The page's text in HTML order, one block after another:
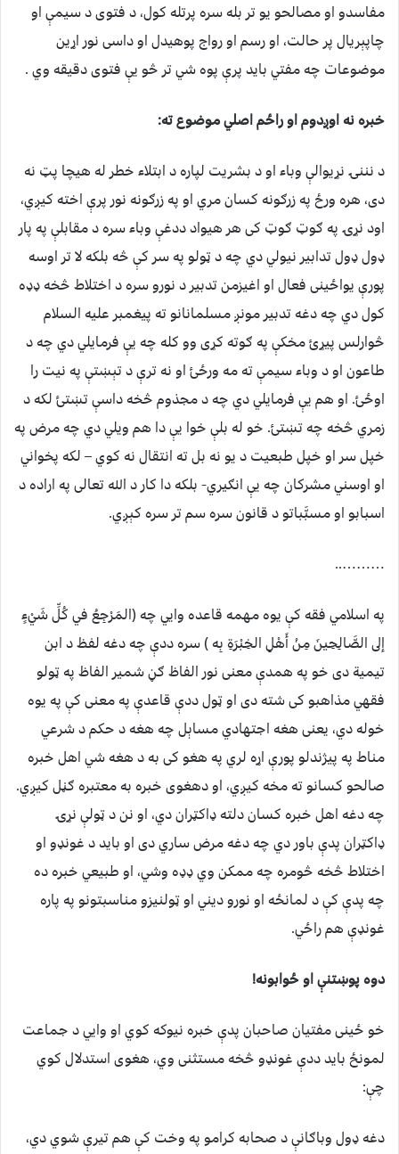
مفاسدو او مصالحو یو تر بله سره پرتله کول، د فتوی د سيمې او
چاپېريال پر حالت، او رسم او رواج پوهیدل او داسی نور اړین
موضوعات چه مفتي باید پرې پوه شي تر څو يې فتوی دقیقه وي .
خبره نه اوږدوم او راځم اصلي موضوع ته:
د نننۍ نړیوالې وباء او د بشریت لپاره د ابتلاء خطر له هیچا پټ نه
دی، هره ورځ په زرګونه کسان مري او په زرګونه نور پرې اخته کیږي،
اود نړۍ په ګوټ ګوټ کی هر هیواد ددغې وباء سره د مقابلې په پار
ډول ډول تدابیر نیولي دي چه د ټولو په سر کې څه بلکه لا تر اوسه
پورې یواځینی فعال او اغیزمن تدبیر د نورو سره د اختلاط څخه ډډه
کول دي چه دغه تدبیر مونږ مسلمانانو ته پیغمبر علیه السلام
څوارلس پیړئ مخکې په ګوته کړی وو کله چه يې فرمايلي دي چه د
طاعون او د وباء سيمې ته مه ورځئ او نه ترې د تېښتې په نیت را
اوځئ. او هم يې فرمايلي دي چه د مجذوم څخه داسې تښتئ لکه د
زمري څخه چه تښتئ. خو له بلې خوا يې دا هم ويلي دي چه مرض په
خپل سر او خپل طبعیت د یو نه بل ته انتقال نه کوي – لکه پخواني
او اوسني مشرکان چه يې انګیري- بلکه دا کار د الله تعالی په اراده د
اسبابو او مسبَّباتو د قانون سره سم تر سره کېږي.
………..
په اسلامي فقه کې یوه مهمه قاعده وايي چه (المَرْجِعُ في كُلِّ شَيْءٍ
إلى الصَّالِحِينَ مِنْ أَهْلِ الخِبْرَةِ بِه ) سره ددې چه دغه لفظ د ابن
تیمیة دی خو په همدې معنی نور الفاظ ګڼ شمیر الفاظ په ټولو
فقهي م‍‍ذاهبو کی شته دی او ټول ددې قاعدې په معنی کې په یوه
خوله دي، یعنی هغه اجتهادي مساېل چه هغه د حکم د شرعي
مناط په پیژندلو پورې اړه لري په هغو کی به د هغه شي اهل خبره
صالحو کسانو ته مخه کیږي، او دهغوی خبره به معتبره ګڼل کیږي.
چه دغه اهل خبره کسان دلته ډاکټران دي، او نن د ټولې نړۍ
ډاکټران پدې باور دي چه دغه مرض ساري دی او باید د غونډو او
اختلاط څخه څومره چه ممکن وي ډډه وشي، او طبيعي خبره ده
چه پدې کې د لمانځه او نورو ديني او ټولنیزو مناسبتونو په پاره
غونډې هم راځي.
دوه پوښتنې او ځوابونه!
خو ځینی مفتیان صاحبان پدې خبره نیوکه کوي او وايي د جماعت
لمونځ باید ددې غونډو څخه مستثنی وي، هغوی استدلال کوي
چې:
دغه ډول وباګانې د صحابه کرامو په وخت کې هم تیرې شوي دي،